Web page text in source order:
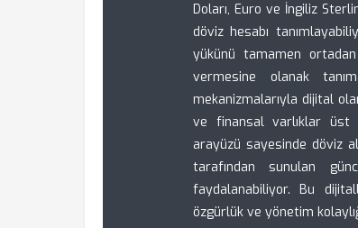
Doları, Euro ve İngiliz
döviz hesabı
yükünü tamamen ortadan
vermesine olanak
mekanizmalarıyla dijital
ve finansal varlıklar üst
arayüzü sayesinde döviz
tarafından sunulan
faydalanabiliyor. Bu
özgürlük ve yönetim